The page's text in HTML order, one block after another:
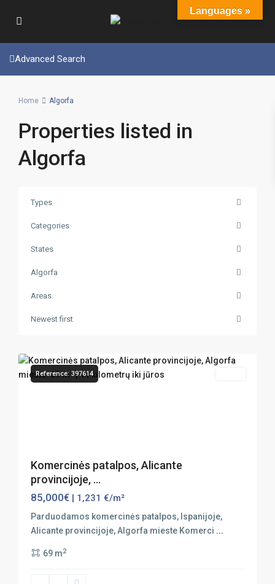
Advanced Search
Home Algorfa
Properties listed in
Algorfa
Types
Categories
States
Algorfa
Areas
Newest first
Reference: 397614
Komercinės patalpos, Alicante
provincijoje, ...
85,000€ | 1,231 €/m²
Parduodamos komercinės patalpos, Ispanijoje,
Alicante provincijoje, Algorfa mieste Komerci ...
69 m2
Languages »